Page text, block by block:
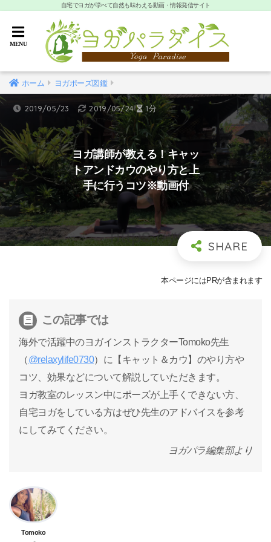
自宅でヨガが学べて自然も味わえる動画・情報発信サイト
ホーム ヨガポーズ図鑑
ヨガ講師が教える！キャッ
トアンドカウのやり方と上
手に行うコツ※動画付
2019/05/23 2019/05/24 1分
本ページにはPRが含まれます
この記事では
海外で活躍中のヨガインストラクターTomoko先生
（@relaxylife0730）に【キャット＆カウ】のやり方や
コツ、効果などについて解説していただきます。
ヨガ教室のレッスン中にポーズが上手くできない方、
自宅ヨガをしている方はぜひ先生のアドバイスを参考
にしてみてください。
ヨガパラ編集部より
Tomoko